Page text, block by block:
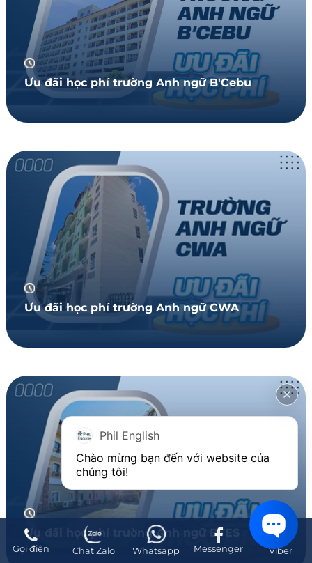
Ưu đãi học phí trường Anh ngữ B'Cebu
Ưu đãi học phí trường Anh ngữ CWA
Ưu đãi học phí trường Anh ngữ BTES
Gọi điện Chat Zalo Whatsapp Messenger Viber
Phil English
Chào mừng bạn đến với website của
chúng tôi!